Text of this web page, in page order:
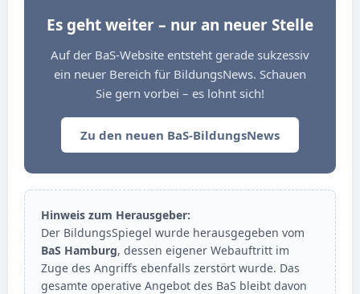
Es geht weiter – nur an neuer Stelle
Auf der BaS-Website entsteht gerade sukzessiv
ein neuer Bereich für BildungsNews. Schauen
Sie gern vorbei – es lohnt sich!
Zu den neuen BaS-BildungsNews
Hinweis zum Herausgeber:
Der BildungsSpiegel wurde herausgegeben vom
BaS Hamburg, dessen eigener Webauftritt im
Zuge des Angriffs ebenfalls zerstört wurde. Das
gesamte operative Angebot des BaS bleibt davon